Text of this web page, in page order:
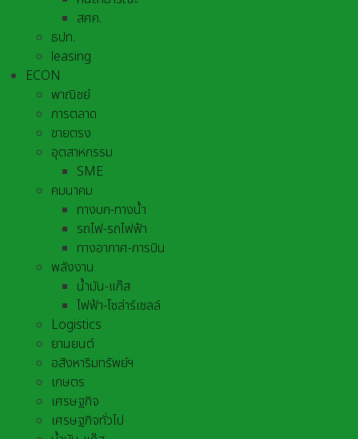
สศค.
ธปท.
leasing
ECON
พาณิชย์
การตลาด
ขายตรง
อุตสาหกรรม
SME
คมนาคม
ทางบก-ทางน้ำ
รถไฟ-รถไฟฟ้า
ทางอากาศ-การบิน
พลังงาน
น้ำมัน-แก๊ส
ไฟฟ้า-โซล่าร์เซลล์
Logistics
ยานยนต์
อสังหาริมทรัพย์ฯ
เกษตร
เศรษฐกิจ
เศรษฐกิจทั่วไป